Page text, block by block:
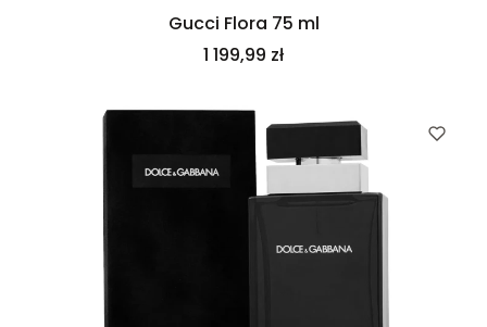
Gucci Flora 75 ml
Cena
1 199,99 zł